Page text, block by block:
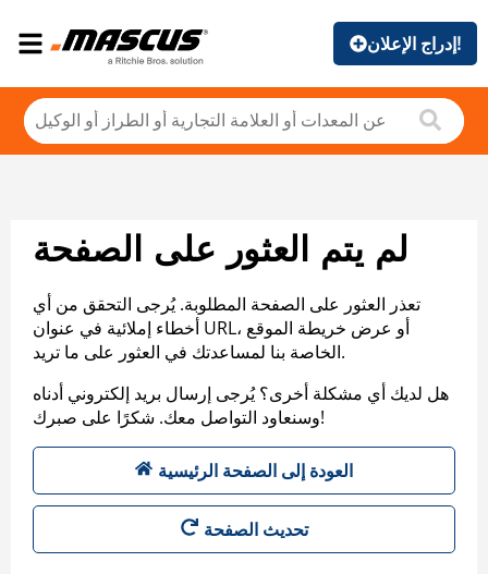
إدراج الإعلان!
لم يتم العثور على الصفحة
تعذر العثور على الصفحة المطلوبة. يُرجى التحقق من أي
أخطاء إملائية في عنوان URL، أو عرض خريطة الموقع
الخاصة بنا لمساعدتك في العثور على ما تريد.
هل لديك أي مشكلة أخرى؟ يُرجى إرسال بريد إلكتروني أدناه
وسنعاود التواصل معك. شكرًا على صبرك!
العودة إلى الصفحة الرئيسية
تحديث الصفحة